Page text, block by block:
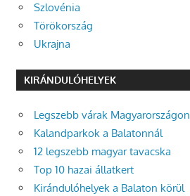
Szlovénia
Törökország
Ukrajna
KIRÁNDULÓHELYEK
Legszebb várak Magyarországon
Kalandparkok a Balatonnál
12 legszebb magyar tavacska
Top 10 hazai állatkert
Kirándulóhelyek a Balaton körül